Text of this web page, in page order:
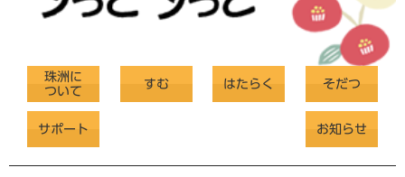
珠洲に
ついて
すむ はたらく そだつ
サポート お知らせ